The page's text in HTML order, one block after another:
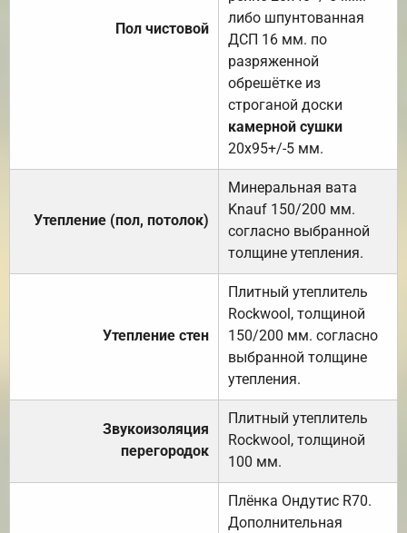
Пол чистовой
либо шпунтованная
ДСП 16 мм. по
разряженной
обрешётке из
строганой доски
камерной сушки
20х95+/-5 мм.
Утепление (пол, потолок)
Минеральная вата
Knauf 150/200 мм.
согласно выбранной
толщине утепления.
Утепление стен
Плитный утеплитель
Rockwool, толщиной
150/200 мм. согласно
выбранной толщине
утепления.
Звукоизоляция
перегородок
Плитный утеплитель
Rockwool, толщиной
100 мм.
Плёнка Ондутис R70.
Дополнительная